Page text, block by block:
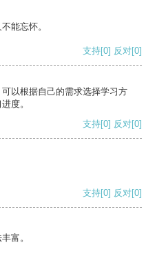
能忘怀。
支持[0] 反对[0]
以根据自己的需求选择学习方
度。
支持[0] 反对[0]
支持[0] 反对[0]
富。